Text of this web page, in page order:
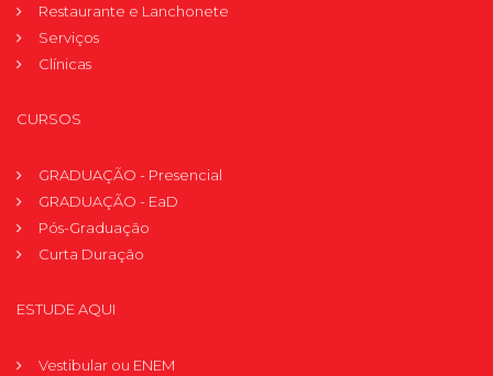
Restaurante e Lanchonete
Serviços
Clínicas
CURSOS
GRADUAÇÃO - Presencial
GRADUAÇÃO - EaD
Pós-Graduação
Curta Duração
ESTUDE AQUI
Vestibular ou ENEM